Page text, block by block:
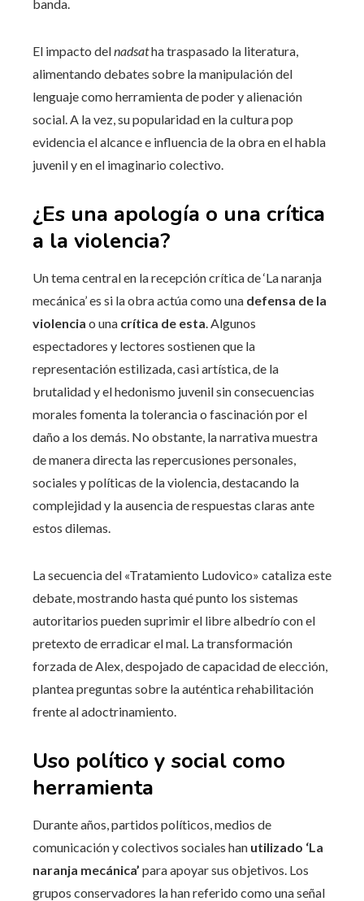
banda.
El impacto delnadsatha traspasado la literatura,
alimentando debates sobre la manipulación del
lenguaje como herramienta de poder y alienación
social. A la vez, su popularidad en la cultura pop
evidencia el alcance e influencia de la obra en el habla
juvenil y en el imaginario colectivo.
¿Es una apología o una crítica
a la violencia?
Un tema central en la recepción crítica de ‘La naranja
mecánica’ es si la obra actúa como una defensa de la
violencia o una crítica de esta. Algunos
espectadores y lectores sostienen que la
representación estilizada, casi artística, de la
brutalidad y el hedonismo juvenil sin consecuencias
morales fomenta la tolerancia o fascinación por el
daño a los demás. No obstante, la narrativa muestra
de manera directa las repercusiones personales,
sociales y políticas de la violencia, destacando la
complejidad y la ausencia de respuestas claras ante
estos dilemas.
La secuencia del «Tratamiento Ludovico» cataliza este
debate, mostrando hasta qué punto los sistemas
autoritarios pueden suprimir el libre albedrío con el
pretexto de erradicar el mal. La transformación
forzada de Alex, despojado de capacidad de elección,
plantea preguntas sobre la auténtica rehabilitación
frente al adoctrinamiento.
Uso político y social como
herramienta
Durante años, partidos políticos, medios de
comunicación y colectivos sociales han utilizado ‘La
naranja mecánica’ para apoyar sus objetivos. Los
grupos conservadores la han referido como una señal